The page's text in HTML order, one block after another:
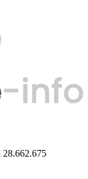
28.662.675